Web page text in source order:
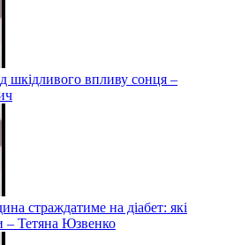
шкідливого впливу сонця –
страждатиме на діабет: які
– Тетяна Юзвенко